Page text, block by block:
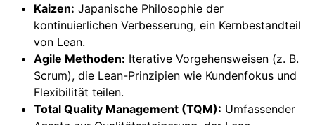
Kaizen: Japanische Philosophie der
kontinuierlichen Verbesserung, ein Kernbestandteil
von Lean.
Agile Methoden: Iterative Vorgehensweisen (z. B.
Scrum), die Lean-Prinzipien wie Kundenfokus und
Flexibilität teilen.
Total Quality Management (TQM): Umfassender